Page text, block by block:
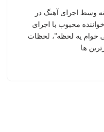
وسط اجرای آهنگ در
محبوب با اجرای
خوام یه لحظه"، لحظات
ها